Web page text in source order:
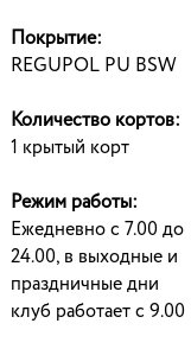
Покрытие:
REGUPOL PU BSW
Количество кортов:
1 крытый корт
Режим работы:
Ежедневно с 7.00 до
24.00, в выходные и
праздничные дни
клуб работает с 9.00